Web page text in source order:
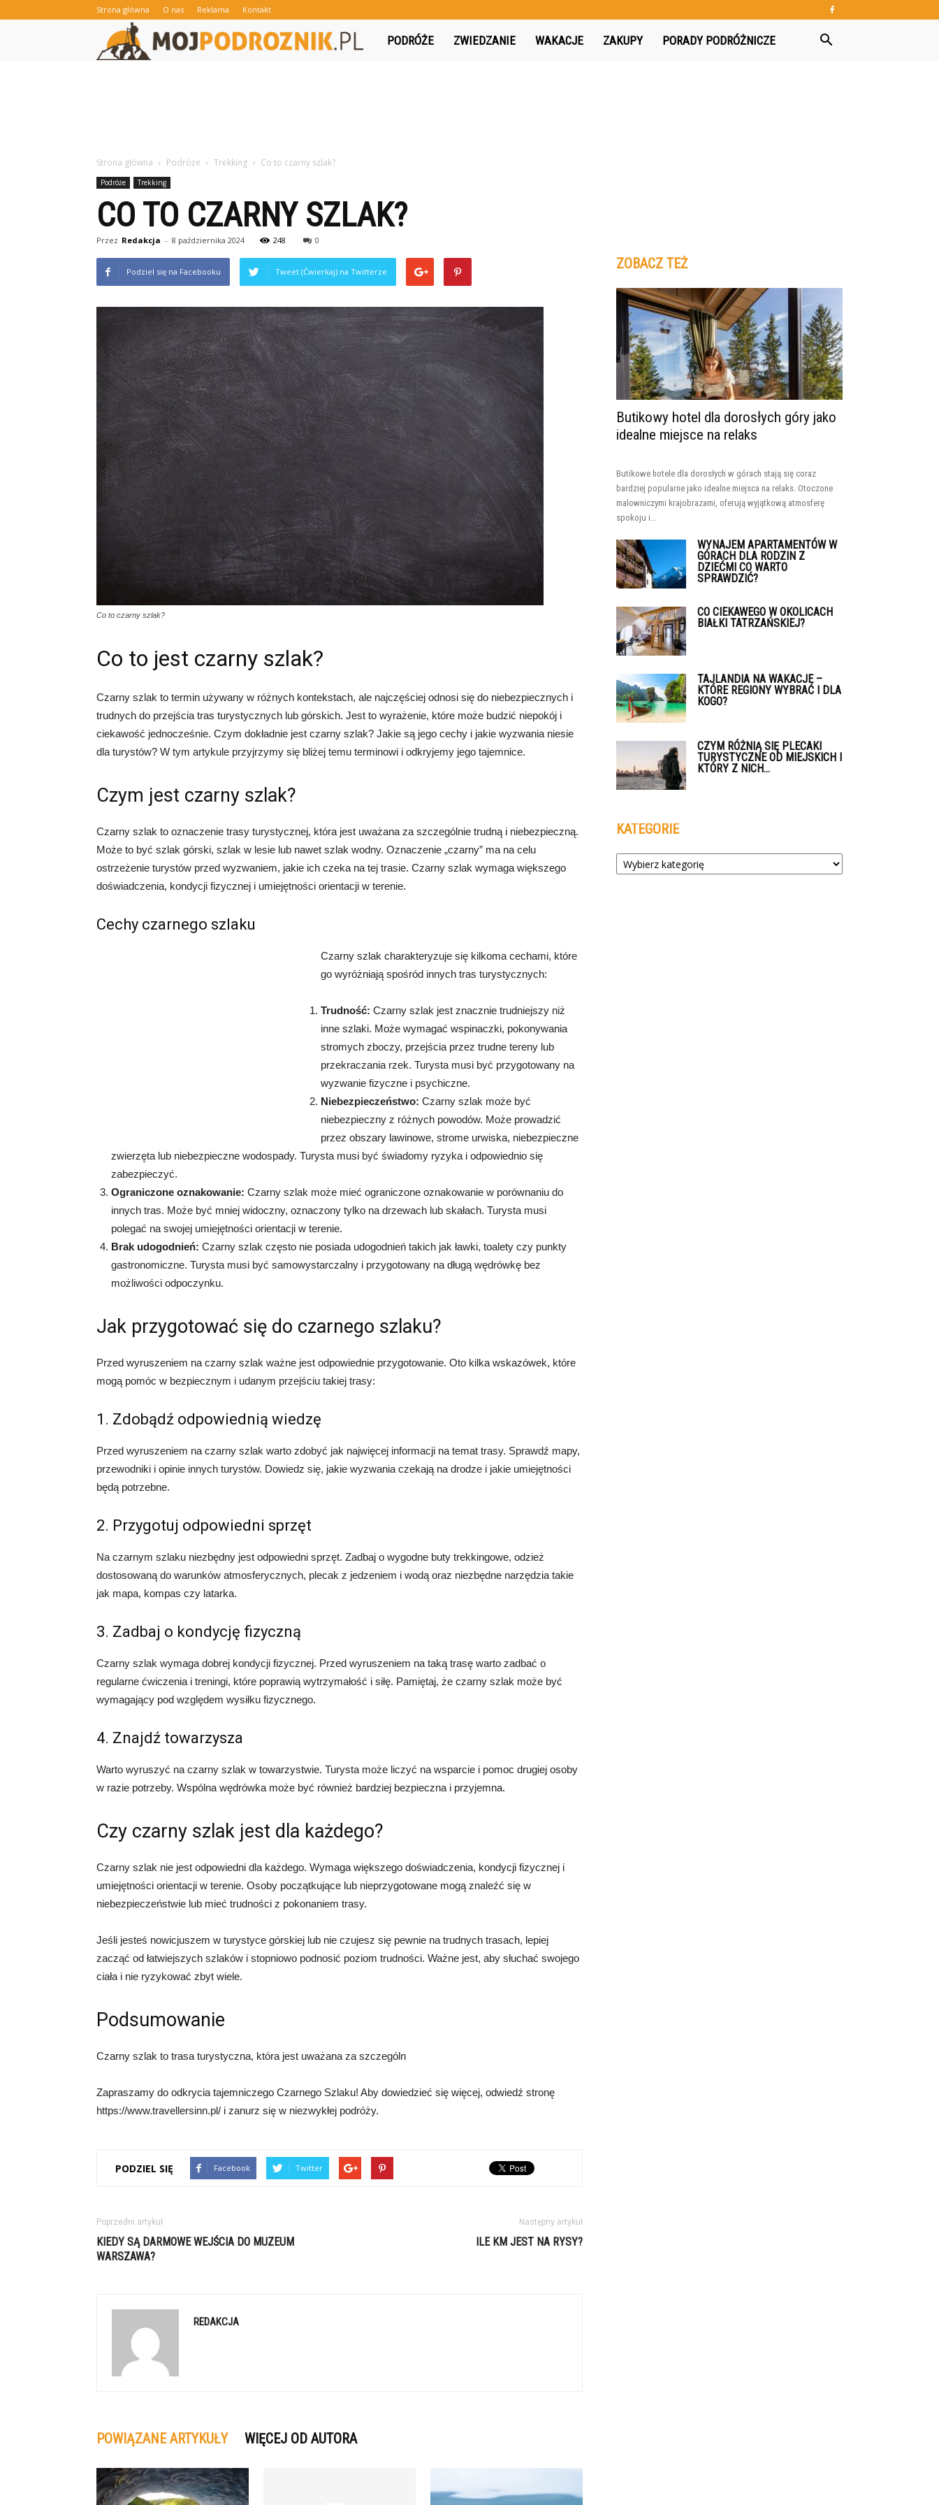
Strona główna O nas Reklama Kontakt
MojPodroznik.pl
PODRÓŻE ZWIEDZANIE WAKACJE ZAKUPY PORADY PODRÓŻNICZE
Strona główna Podróże Trekking Co to czarny szlak?
Podróże Trekking
CO TO CZARNY SZLAK?
Przez Redakcja - 8 października 2024 248 0
Podziel się na Facebooku Tweet (Ćwierkaj) na Twitterze
Co to czarny szlak?
Co to jest czarny szlak?
Czarny szlak to termin używany w różnych kontekstach, ale najczęściej odnosi się do niebezpiecznych i
trudnych do przejścia tras turystycznych lub górskich. Jest to wyrażenie, które może budzić niepokój i
ciekawość jednocześnie. Czym dokładnie jest czarny szlak? Jakie są jego cechy i jakie wyzwania niesie
dla turystów? W tym artykule przyjrzymy się bliżej temu terminowi i odkryjemy jego tajemnice.
Czym jest czarny szlak?
Czarny szlak to oznaczenie trasy turystycznej, która jest uważana za szczególnie trudną i niebezpieczną.
Może to być szlak górski, szlak w lesie lub nawet szlak wodny. Oznaczenie „czarny” ma na celu
ostrzeżenie turystów przed wyzwaniem, jakie ich czeka na tej trasie. Czarny szlak wymaga większego
doświadczenia, kondycji fizycznej i umiejętności orientacji w terenie.
Cechy czarnego szlaku
Czarny szlak charakteryzuje się kilkoma cechami, które
go wyróżniają spośród innych tras turystycznych:
Trudność: Czarny szlak jest znacznie trudniejszy niż
inne szlaki. Może wymagać wspinaczki, pokonywania
stromych zboczy, przejścia przez trudne tereny lub
przekraczania rzek. Turysta musi być przygotowany na
wyzwanie fizyczne i psychiczne.
Niebezpieczeństwo: Czarny szlak może być
niebezpieczny z różnych powodów. Może prowadzić
przez obszary lawinowe, strome urwiska, niebezpieczne
zwierzęta lub niebezpieczne wodospady. Turysta musi być świadomy ryzyka i odpowiednio się
zabezpieczyć.
Ograniczone oznakowanie: Czarny szlak może mieć ograniczone oznakowanie w porównaniu do
innych tras. Może być mniej widoczny, oznaczony tylko na drzewach lub skałach. Turysta musi
polegać na swojej umiejętności orientacji w terenie.
Brak udogodnień: Czarny szlak często nie posiada udogodnień takich jak ławki, toalety czy punkty
gastronomiczne. Turysta musi być samowystarczalny i przygotowany na długą wędrówkę bez
możliwości odpoczynku.
Jak przygotować się do czarnego szlaku?
Przed wyruszeniem na czarny szlak ważne jest odpowiednie przygotowanie. Oto kilka wskazówek, które
mogą pomóc w bezpiecznym i udanym przejściu takiej trasy:
1. Zdobądź odpowiednią wiedzę
Przed wyruszeniem na czarny szlak warto zdobyć jak najwięcej informacji na temat trasy. Sprawdź mapy,
przewodniki i opinie innych turystów. Dowiedz się, jakie wyzwania czekają na drodze i jakie umiejętności
będą potrzebne.
2. Przygotuj odpowiedni sprzęt
Na czarnym szlaku niezbędny jest odpowiedni sprzęt. Zadbaj o wygodne buty trekkingowe, odzież
dostosowaną do warunków atmosferycznych, plecak z jedzeniem i wodą oraz niezbędne narzędzia takie
jak mapa, kompas czy latarka.
3. Zadbaj o kondycję fizyczną
Czarny szlak wymaga dobrej kondycji fizycznej. Przed wyruszeniem na taką trasę warto zadbać o
regularne ćwiczenia i treningi, które poprawią wytrzymałość i siłę. Pamiętaj, że czarny szlak może być
wymagający pod względem wysiłku fizycznego.
4. Znajdź towarzysza
Warto wyruszyć na czarny szlak w towarzystwie. Turysta może liczyć na wsparcie i pomoc drugiej osoby
w razie potrzeby. Wspólna wędrówka może być również bardziej bezpieczna i przyjemna.
Czy czarny szlak jest dla każdego?
Czarny szlak nie jest odpowiedni dla każdego. Wymaga większego doświadczenia, kondycji fizycznej i
umiejętności orientacji w terenie. Osoby początkujące lub nieprzygotowane mogą znaleźć się w
niebezpieczeństwie lub mieć trudności z pokonaniem trasy.
Jeśli jesteś nowicjuszem w turystyce górskiej lub nie czujesz się pewnie na trudnych trasach, lepiej
zacząć od łatwiejszych szlaków i stopniowo podnosić poziom trudności. Ważne jest, aby słuchać swojego
ciała i nie ryzykować zbyt wiele.
Podsumowanie
Czarny szlak to trasa turystyczna, która jest uważana za szczególn
Zapraszamy do odkrycia tajemniczego Czarnego Szlaku! Aby dowiedzieć się więcej, odwiedź stronę
https://www.travellersinn.pl/ i zanurz się w niezwykłej podróży.
PODZIEL SIĘ Facebook Twitter
Poprzedni artykuł
KIEDY SĄ DARMOWE WEJŚCIA DO MUZEUM
WARSZAWA?
Następny artykuł
ILE KM JEST NA RYSY?
REDAKCJA
POWIĄZANE ARTYKUŁY WIĘCEJ OD AUTORA
ZOBACZ TEŻ
Butikowy hotel dla dorosłych góry jako
idealne miejsce na relaks
Butikowe hotele dla dorosłych w górach stają się coraz
bardziej popularne jako idealne miejsca na relaks. Otoczone
malowniczymi krajobrazami, oferują wyjątkową atmosferę
spokoju i...
WYNAJEM APARTAMENTÓW W
GÓRACH DLA RODZIN Z
DZIEĆMI CO WARTO
SPRAWDZIĆ?
CO CIEKAWEGO W OKOLICACH
BIAŁKI TATRZAŃSKIEJ?
TAJLANDIA NA WAKACJE –
KTÓRE REGIONY WYBRAĆ I DLA
KOGO?
CZYM RÓŻNIĄ SIĘ PLECAKI
TURYSTYCZNE OD MIEJSKICH I
KTÓRY Z NICH...
KATEGORIE
Kategorie